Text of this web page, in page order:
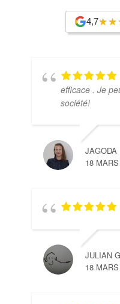
4,7
efficace . Je
société!
JAGODA
18
JULIAN
18